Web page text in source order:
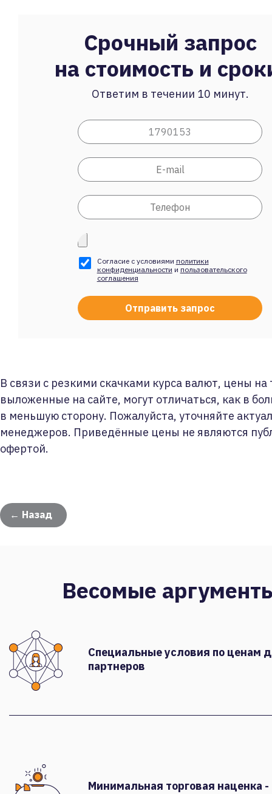
Срочный запрос
на стоимость и
Ответим в течении 10 минут.
Согласие с условиями политики
конфиденциальности и пользовательского
соглашения
В связи с резкими скачками курса валют, цены на
выложенные на сайте, могут отличаться, как в
в меньшую сторону. Пожалуйста, уточняйте
менеджеров. Приведённые цены не являются
офертой.
← Назад
Весомые
Специальные условия по ценам
партнеров
Минимальная торговая наценка